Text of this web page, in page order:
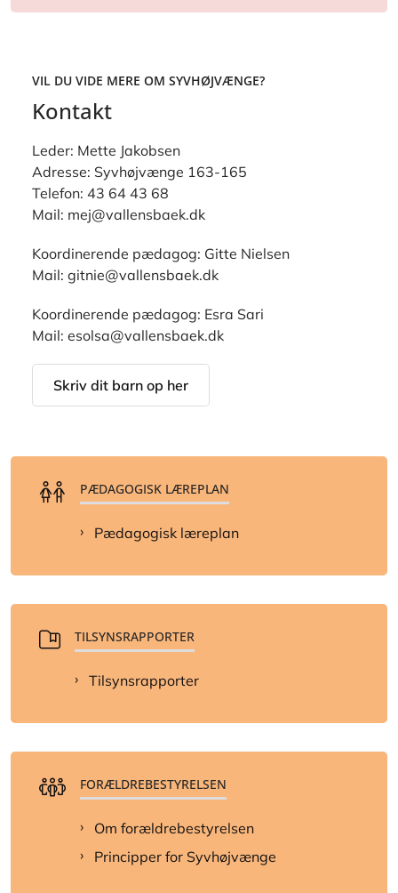
VIL DU VIDE MERE OM SYVHØJVÆNGE?
Kontakt
Leder: Mette Jakobsen
Adresse: Syvhøjvænge 163-165
Telefon: 43 64 43 68
Mail: mej@vallensbaek.dk
Koordinerende pædagog: Gitte Nielsen
Mail: gitnie@vallensbaek.dk
Koordinerende pædagog: Esra Sari
Mail: esolsa@vallensbaek.dk
Skriv dit barn op her
PÆDAGOGISK LÆREPLAN
Pædagogisk læreplan
TILSYNSRAPPORTER
Tilsynsrapporter
FORÆLDREBESTYRELSEN
Om forældrebestyrelsen
Principper for Syvhøjvænge